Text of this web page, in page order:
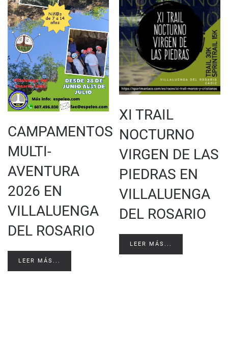
CAMPAMENTOS
MULTI-
AVENTURA
2026 EN
VILLALUENGA
DEL ROSARIO
LEER MÁS...
XI TRAIL
NOCTURNO
VIRGEN DE LAS
PIEDRAS EN
VILLALUENGA
DEL ROSARIO
LEER MÁS...